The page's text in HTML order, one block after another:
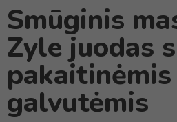
Smūginis
Zyle juodas
pakaitinėmis
galvutėmis